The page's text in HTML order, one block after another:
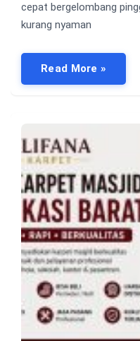
cepat bergelombang
kurang nyaman
Read More »